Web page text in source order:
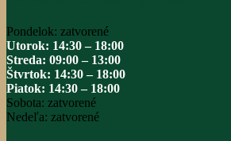
Pondelok: zatvorené
Utorok: 14:30 – 18:00
Streda: 09:00 – 13:00
Štvrtok: 14:30 – 18:00
Piatok: 14:30 – 18:00
Sobota: zatvorené
Nedeľa: zatvorené